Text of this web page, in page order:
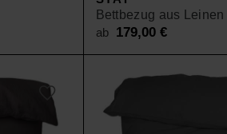
Bettbezug aus Leinen
ab 179,00 €